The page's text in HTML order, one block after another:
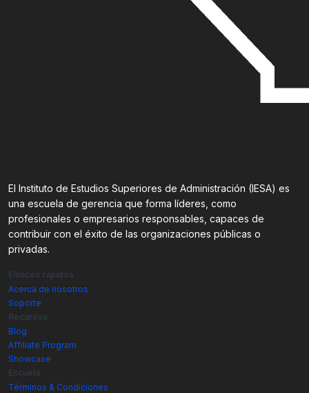
El Instituto de Estudios Superiores de Administración (IESA) es
una escuela de gerencia que forma líderes, como
profesionales o empresarios responsables, capaces de
contribuir con el éxito de las organizaciones públicas o
privadas.
Enlaces rápidos
Acerca de nosotros
Soporte
Recursos
Blog
Affiliate Program
Showcase
Escuela
Términos & Condiciones